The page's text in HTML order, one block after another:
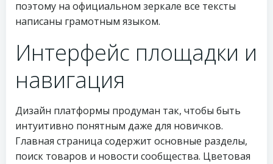
поэтому на официальном зеркале все тексты
написаны грамотным языком.
Интерфейс площадки и
навигация
Дизайн платформы продуман так, чтобы быть
интуитивно понятным даже для новичков.
Главная страница содержит основные разделы,
поиск товаров и новости сообщества. Цветовая